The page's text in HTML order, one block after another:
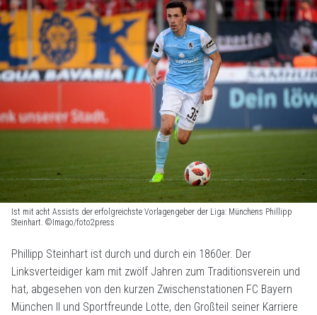
Ist mit acht Assists der erfolgreichste Vorlagengeber der Liga: Münchens Phillipp
Steinhart. ©Imago/foto2press
Phillipp Steinhart ist durch und durch ein 1860er. Der
Linksverteidiger kam mit zwölf Jahren zum Traditionsverein und
hat, abgesehen von den kurzen Zwischenstationen FC Bayern
München II und Sportfreunde Lotte, den Großteil seiner Karriere